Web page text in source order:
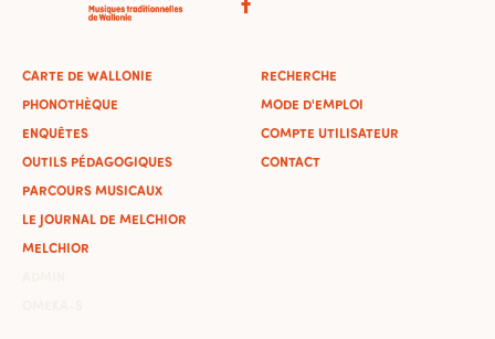
CARTE DE WALLONIE
PHONOTHÈQUE
ENQUÊTES
OUTILS PÉDAGOGIQUES
PARCOURS MUSICAUX
LE JOURNAL DE MELCHIOR
MELCHIOR
RECHERCHE
MODE D'EMPLOI
COMPTE UTILISATEUR
CONTACT